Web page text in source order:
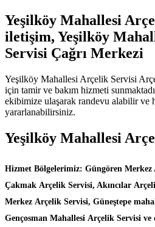
Yeşilköy Mahallesi
iletişim, Yeşilköy
Servisi Çağrı Merkezi
Yeşilköy Mahallesi Arçelik Servisi
için tamir ve bakım hizmeti
ekibimize ulaşarak randevu alabilir ve
yararlanabilirsiniz.
Yeşilköy Mahallesi
Hizmet Bölgelerimiz: Güngören
Çakmak Arçelik Servisi, Akıncılar
Merkez Arçelik Servisi, Güneştepe
Gençosman Mahallesi Arçelik Servisi